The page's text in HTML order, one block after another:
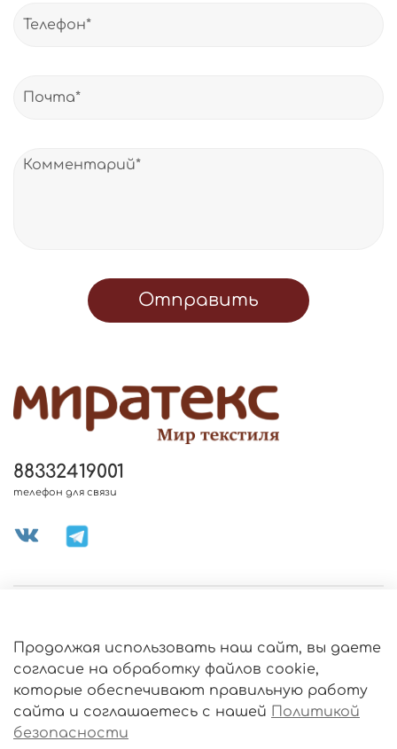
Отправить
ИНФОРМАЦИЯ
О МАГАЗИНЕ
88332419001
телефон для связи
Продолжая использовать наш сайт, вы даете
согласие на обработку файлов cookie,
которые обеспечивают правильную работу
сайта и соглашаетесь с нашей Политикой
безопасности
Политика
обработки